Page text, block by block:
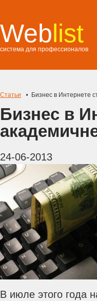
Weblist
система для профессионалов
Статьи Бизнес в Интернете
Бизнес в
24-06-2013
В июле этого года